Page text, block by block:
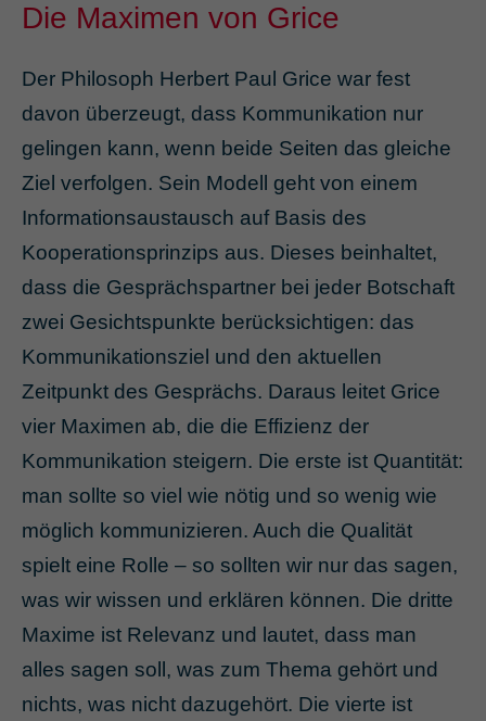
Die Maximen von Grice
Der Philosoph Herbert Paul Grice war fest
davon überzeugt, dass Kommunikation nur
gelingen kann, wenn beide Seiten das gleiche
Ziel verfolgen. Sein Modell geht von einem
Informationsaustausch auf Basis des
Kooperationsprinzips aus. Dieses beinhaltet,
dass die Gesprächspartner bei jeder Botschaft
zwei Gesichtspunkte berücksichtigen: das
Kommunikationsziel und den aktuellen
Zeitpunkt des Gesprächs. Daraus leitet Grice
vier Maximen ab, die die Effizienz der
Kommunikation steigern. Die erste ist Quantität:
man sollte so viel wie nötig und so wenig wie
möglich kommunizieren. Auch die Qualität
spielt eine Rolle – so sollten wir nur das sagen,
was wir wissen und erklären können. Die dritte
Maxime ist Relevanz und lautet, dass man
alles sagen soll, was zum Thema gehört und
nichts, was nicht dazugehört. Die vierte ist